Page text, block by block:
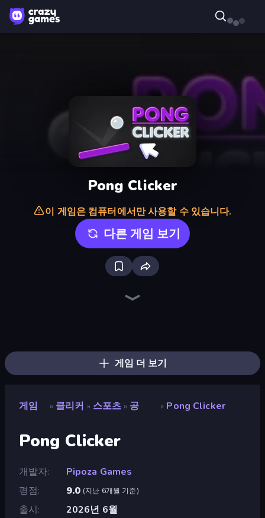
Pong Clicker
이 게임은 컴퓨터에서만 사용할 수 있습니다.
다른 게임 보기
게임 더 보기
게임 » 클리커 » 스포츠 » 공 » Pong Clicker
Pong Clicker
개발자
Pipoza Games
평점
9.0 (지난 6개월 기준)
출시
2026년 6월